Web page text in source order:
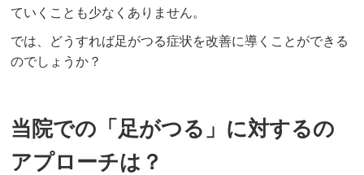
ていくことも少なくありません。
では、どうすれば足がつる症状を改善に導くことができる
のでしょうか？
当院での「足がつる」に対するの
アプローチは？